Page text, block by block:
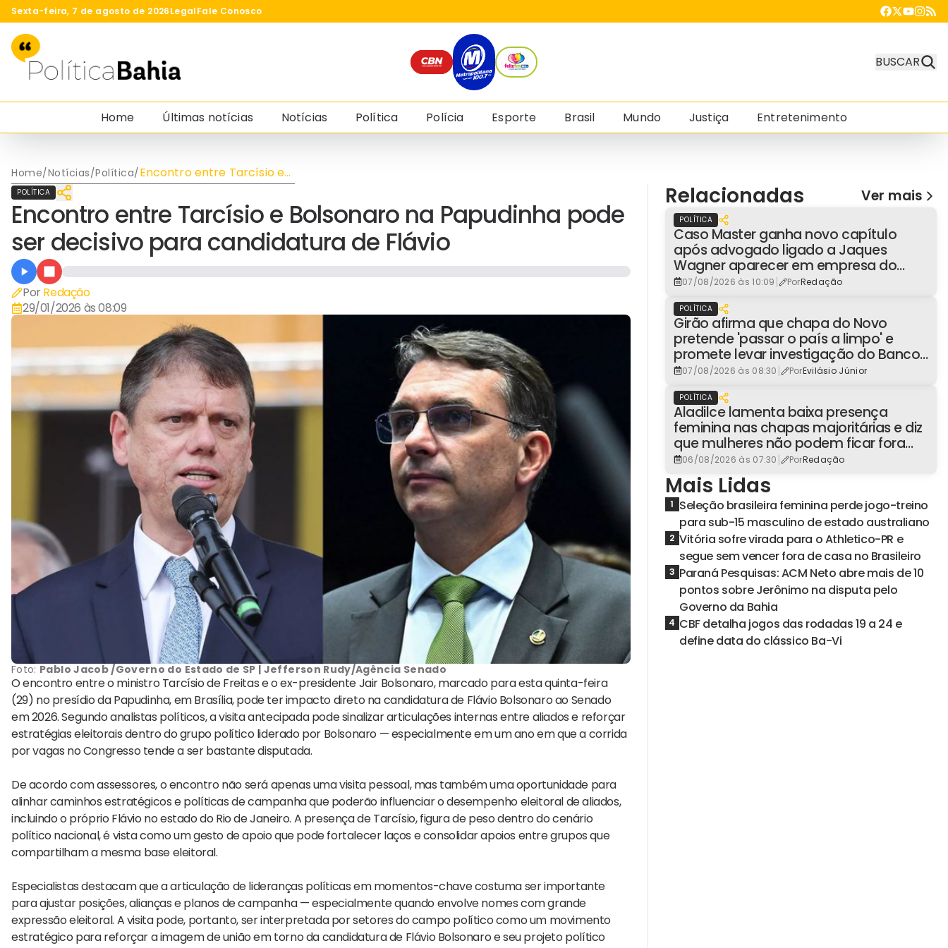
Sexta-feira, 7 de agosto de 2026LegalFale Conosco
BUSCAR
Home Últimas notícias Notícias Política Polícia Esporte Brasil Mundo Justiça Entretenimento
Home/Notícias/Política/Encontro entre Tarcísio e
Bolsonaro na Papudinha
candidatura de Flávio
POLÍTICA
Encontro entre Tarcísio e Bolsonaro na Papudinha pode
ser decisivo para candidatura de Flávio
Por Redação
29/01/2026 às 08:09
Foto: Pablo Jacob /Governo do Estado de SP | Jefferson Rudy/Agência Senado
O encontro entre o ministro Tarcísio de Freitas e o ex-presidente Jair Bolsonaro, marcado para esta quinta-feira
(29) no presídio da Papudinha, em Brasília, pode ter impacto direto na candidatura de Flávio Bolsonaro ao Senado
em 2026. Segundo analistas políticos, a visita antecipada pode sinalizar articulações internas entre aliados e reforçar
estratégias eleitorais dentro do grupo político liderado por Bolsonaro — especialmente em um ano em que a corrida
por vagas no Congresso tende a ser bastante disputada.
De acordo com assessores, o encontro não será apenas uma visita pessoal, mas também uma oportunidade para
alinhar caminhos estratégicos e políticas de campanha que poderão influenciar o desempenho eleitoral de aliados,
incluindo o próprio Flávio no estado do Rio de Janeiro. A presença de Tarcísio, figura de peso dentro do cenário
político nacional, é vista como um gesto de apoio que pode fortalecer laços e consolidar apoios entre grupos que
compartilham a mesma base eleitoral.
Especialistas destacam que a articulação de lideranças políticas em momentos-chave costuma ser importante
para ajustar posições, alianças e planos de campanha — especialmente quando envolve nomes com grande
expressão eleitoral. A visita pode, portanto, ser interpretada por setores do campo político como um movimento
estratégico para reforçar a imagem de união em torno da candidatura de Flávio Bolsonaro e seu projeto político
Relacionadas Ver mais
POLÍTICA
Caso Master ganha novo capítulo
após advogado ligado a Jaques
Wagner aparecer em empresa do
consignado
07/08/2026 às 10:09 | PorRedação
POLÍTICA
Girão afirma que chapa do Novo
pretende 'passar o país a limpo' e
promete levar investigação do Banco
Master à Presidência
07/08/2026 às 08:30 | PorEvilásio Júnior
POLÍTICA
Aladilce lamenta baixa presença
feminina nas chapas majoritárias e diz
que mulheres não podem ficar fora
dos espaços de poder
06/08/2026 às 07:30 | PorRedação
Mais Lidas
1 Seleção brasileira feminina perde jogo-treino
para sub-15 masculino de estado australiano
2 Vitória sofre virada para o Athletico-PR e
segue sem vencer fora de casa no Brasileiro
3 Paraná Pesquisas: ACM Neto abre mais de 10
pontos sobre Jerônimo na disputa pelo
Governo da Bahia
4 CBF detalha jogos das rodadas 19 a 24 e
define data do clássico Ba-Vi